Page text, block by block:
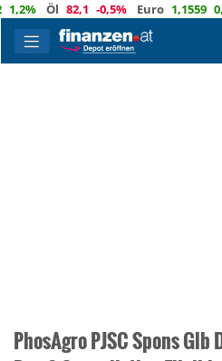
Öl 82,1 -0,5% Euro 1,1559 0,3%
PhosAgro PJSC Spons Glb